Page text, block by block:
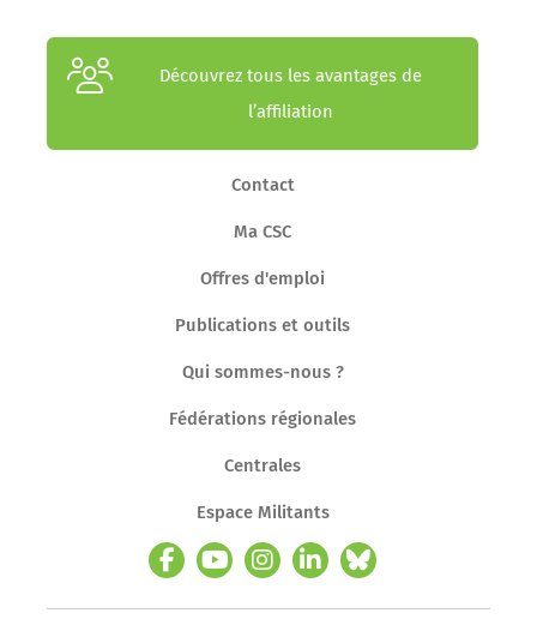
Découvrez tous les avantages de
l’affiliation
Contact
Ma CSC
Offres d'emploi
Publications et outils
Qui sommes-nous ?
Fédérations régionales
Centrales
Espace Militants